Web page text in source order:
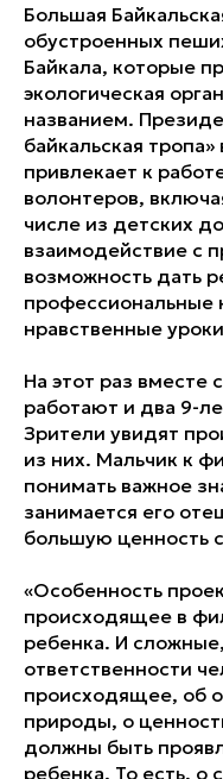
Большая
обустроенных
Байкала, которые
экологическая
названием.
байкальская
привлекает к
волонтеров,
числе из детских
взаимодействие с
возможность дать
профессиональные
нравственные
На этот раз вместе
работают и два 9-
Зрители увидят
из них. Мальчик к
понимать важное
занимается его
большую ценность
«Особенность
происходящее в
ребенка. И
ответственности
происходящее, об
природы, о
должны быть
ребенка. То есть, о